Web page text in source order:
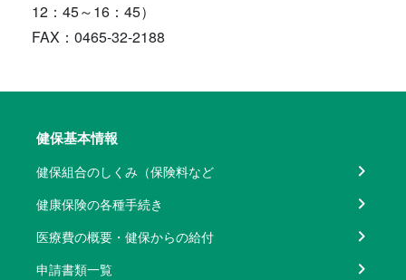
12：45～16：45）
FAX：0465-32-2188
健保基本情報
健保組合のしくみ（保険料など
健康保険の各種手続き
医療費の概要・健保からの給付
申請書類一覧